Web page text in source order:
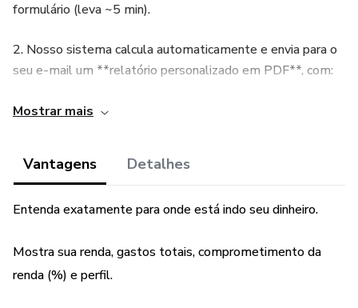
formulário (leva ~5 min).
2. Nosso sistema calcula automaticamente e envia para o
seu e-mail um **relatório personalizado em PDF**, com:
• sua renda e gastos totais,
• **perfil financeiro** (equilibrado/limite/endividado),
**Para quem é:** iniciantes, quem está apertado no mês e
Mostrar mais
Vantagens Detalhes
Entenda exatamente para onde está indo seu dinheiro.
Mostra sua renda, gastos totais, comprometimento da
renda (%) e perfil.